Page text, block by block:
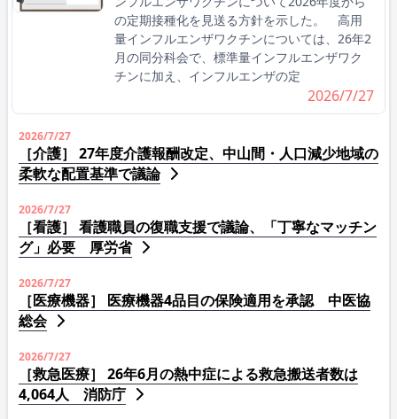
の定期接種化を見送る方針を示した。 高用
量インフルエンザワクチンについては、26年2
月の同分科会で、標準量インフルエンザワク
チンに加え、インフルエンザの定
2026/7/27
2026/7/27
［介護］ 27年度介護報酬改定、中山間・人口減少地域の
柔軟な配置基準で議論
2026/7/27
［看護］ 看護職員の復職支援で議論、「丁寧なマッチン
グ」必要 厚労省
2026/7/27
［医療機器］ 医療機器4品目の保険適用を承認 中医協
総会
2026/7/27
［救急医療］ 26年6月の熱中症による救急搬送者数は
4,064人 消防庁